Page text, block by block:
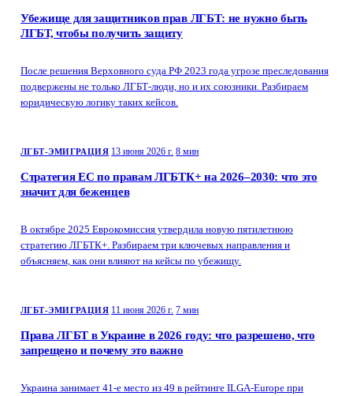
Убежище для защитников прав ЛГБТ: не нужно быть
ЛГБТ, чтобы получить защиту
После решения Верховного суда РФ 2023 года угрозе преследования
подвержены не только ЛГБТ-люди, но и их союзники. Разбираем
юридическую логику таких кейсов.
ЛГБТ-ЭМИГРАЦИЯ 13 июня 2026 г. 8 мин
Стратегия ЕС по правам ЛГБТК+ на 2026–2030: что это
значит для беженцев
В октябре 2025 Еврокомиссия утвердила новую пятилетнюю
стратегию ЛГБТК+. Разбираем три ключевых направления и
объясняем, как они влияют на кейсы по убежищу.
ЛГБТ-ЭМИГРАЦИЯ 11 июня 2026 г. 7 мин
Права ЛГБТ в Украине в 2026 году: что разрешено, что
запрещено и почему это важно
Украина занимает 41-е место из 49 в рейтинге ILGA-Europe при